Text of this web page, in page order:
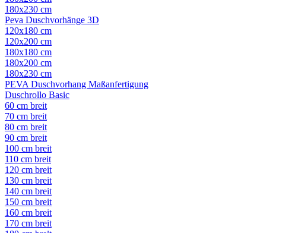
180x230 cm
Peva Duschvorhänge 3D
120x180 cm
120x200 cm
180x180 cm
180x200 cm
180x230 cm
PEVA Duschvorhang Maßanfertigung
Duschrollo Basic
60 cm breit
70 cm breit
80 cm breit
90 cm breit
100 cm breit
110 cm breit
120 cm breit
130 cm breit
140 cm breit
150 cm breit
160 cm breit
170 cm breit